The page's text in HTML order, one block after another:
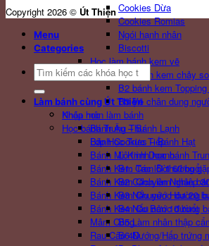
Cookies Dừa
Cookies Romias
Ngói hạnh nhân
Biscotti
Học làm bánh kem vẽ
B1 Bánh kem chảy
B2 bánh kem
B3 Vẽ chân dung
Khóa học
Bánh Âu – Bánh Lạnh
Bánh Cookies – Bánh Hạt
Bánh Mì Kinh Doanh
Bánh Kem Trọn Đời 60 buổi
Bánh Kem Chuyên Nghiệp
Bánh Kem Chuyên Hoa 20
Bánh Kem Cơ Bản 10 buổi
Mâm Cúng
Rau Câu 4D
Copyright 2026 © Út Thiện
Menu
Categories
Search
for:
Làm bánh cùng Út Thiện
Nhập môn làm bánh
Học bánh Trung Thu
Lớp Học Trực Tiếp
Lộ trình học bánh
B1: Các lỗi thường
B2 Cách làm nhân
B3 Nấu nước đường
B4 Nấu nước đường
B5 Làm nhân thập
B6 Nướng/Hấp trứng